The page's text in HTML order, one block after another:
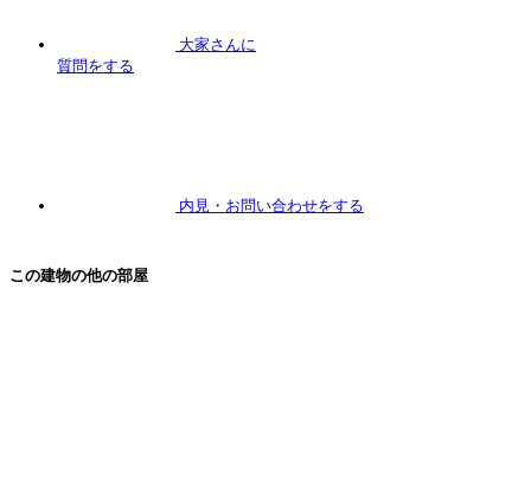
大家さんに
質問をする
内見 ・お問い合わせをする
この建物の他の部屋